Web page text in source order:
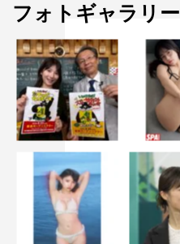
フォトギャラリー